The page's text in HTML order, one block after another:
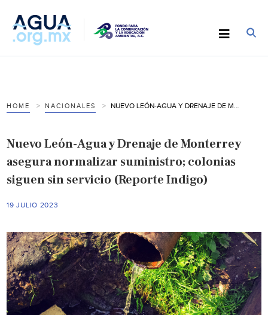
HOME NACIONALES
Nuevo León-Agua y Drenaje de Monterrey
asegura normalizar suministro; colonias
siguen sin servicio (Reporte Indigo)
19 JULIO 2023